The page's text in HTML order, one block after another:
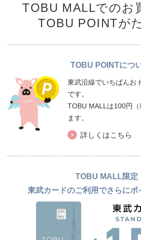
TOBU MALLでのお
TOBU POINTが
TOBU POINTにつ
東武沿線でいちばんお
です。
TOBU MALLは100円
ます。
詳しくはこちら
TOBU MALL限定
東武カードのご利用でさらにポ